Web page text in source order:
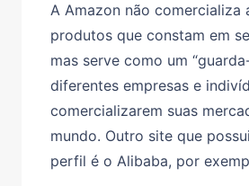
A Amazon não comercializa
produtos que constam em
mas serve como um
diferentes empresas e
comercializarem suas
mundo. Outro site que
perfil é o Alibaba, por